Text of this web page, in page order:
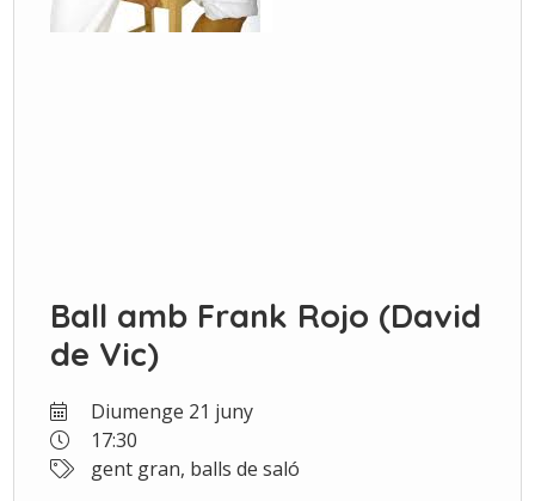
Ball amb Frank Rojo (David
de Vic)
Diumenge 21 juny
17:30
gent gran, balls de saló